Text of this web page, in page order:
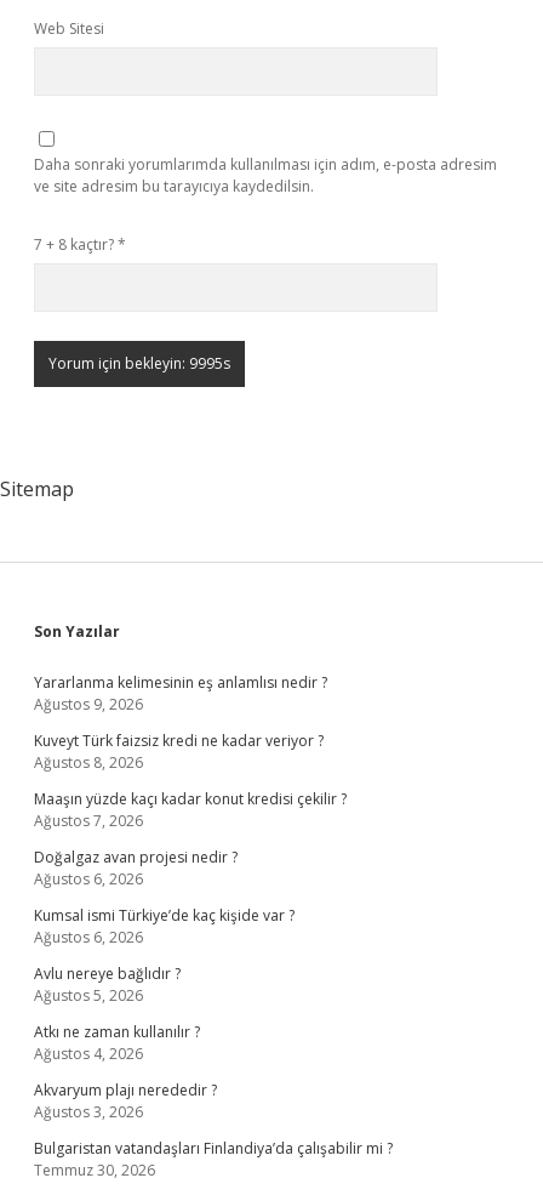
Web Sitesi
Daha sonraki yorumlarımda kullanılması için adım, e-posta adresim
ve site adresim bu tarayıcıya kaydedilsin.
7 + 8 kaçtır?*
Sitemap
Sidebar
Son Yazılar
Yararlanma kelimesinin eş anlamlısı nedir ?
Ağustos 9, 2026
Kuveyt Türk faizsiz kredi ne kadar veriyor ?
Ağustos 8, 2026
Maaşın yüzde kaçı kadar konut kredisi çekilir ?
Ağustos 7, 2026
Doğalgaz avan projesi nedir ?
Ağustos 6, 2026
Kumsal ismi Türkiye’de kaç kişide var ?
Ağustos 6, 2026
Avlu nereye bağlıdır ?
Ağustos 5, 2026
Atkı ne zaman kullanılır ?
Ağustos 4, 2026
Akvaryum plajı nerededir ?
Ağustos 3, 2026
Bulgaristan vatandaşları Finlandiya’da çalışabilir mi ?
Temmuz 30, 2026